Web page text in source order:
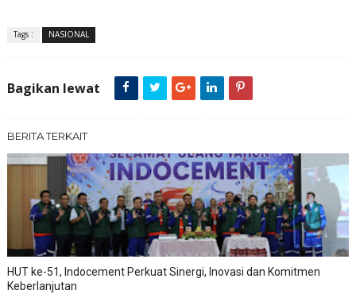
Tags : NASIONAL
Bagikan lewat
BERITA TERKAIT
HUT ke-51, Indocement Perkuat Sinergi, Inovasi dan Komitmen
Keberlanjutan